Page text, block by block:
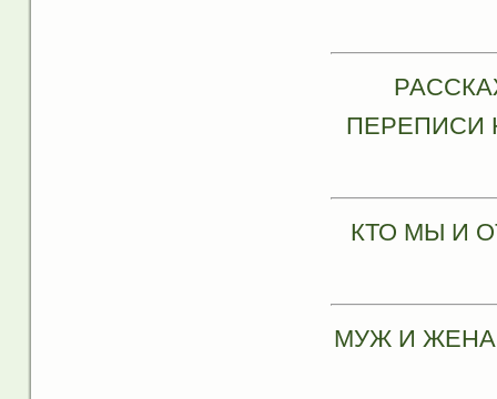
ПЕРЕПИСИ
КТО МЫ И
МУЖ И ЖЕНА